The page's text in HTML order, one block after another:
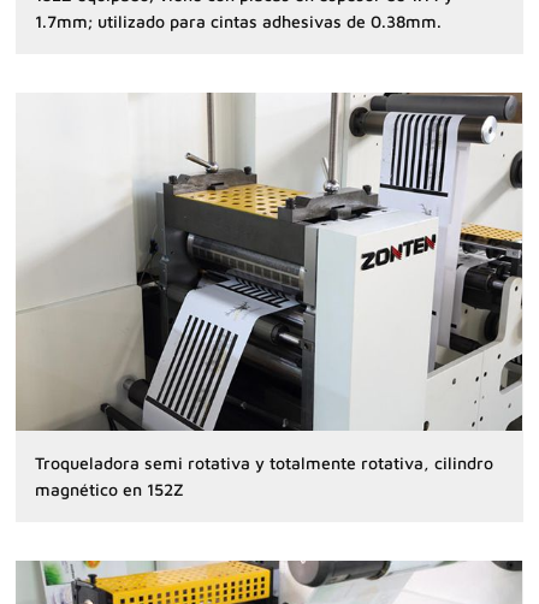
1.7mm; utilizado para cintas adhesivas de 0.38mm.
Troqueladora semi rotativa y totalmente rotativa, cilindro
magnético en 152Z